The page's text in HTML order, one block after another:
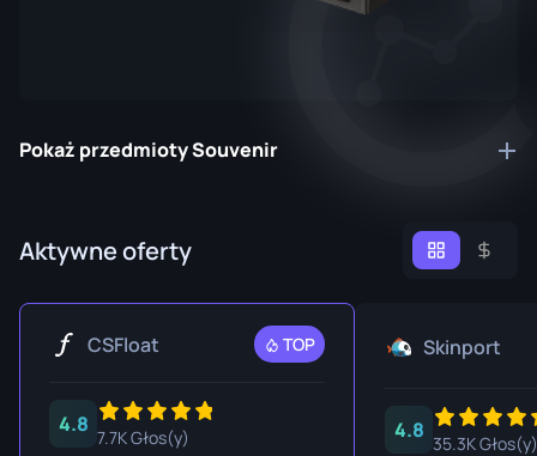
Pokaż przedmioty Souvenir
Aktywne oferty
CSFloat TOP
4.8
7.7K Głos(y)
Skinport
4.8
35.3K Głos(y)